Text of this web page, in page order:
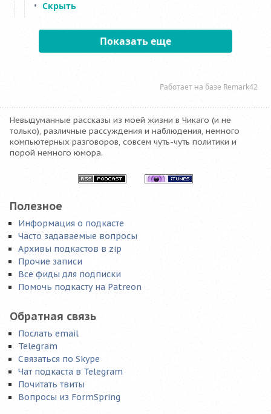
Невыдуманные рассказы из моей жизни в Чикаго (и не
только), различные рассуждения и наблюдения, немного
компьютерных разговоров, совсем чуть-чуть политики и
порой немного юмора.
Полезное
Информация о подкасте
Часто задаваемые вопросы
Архивы подкастов в zip
Прочие записи
Все фиды для подписки
Помочь подкасту на Patreon
Обратная связь
Послать email
Telegram
Связаться по Skype
Чат подкаста в Telegram
Почитать твиты
Вопросы из FormSpring